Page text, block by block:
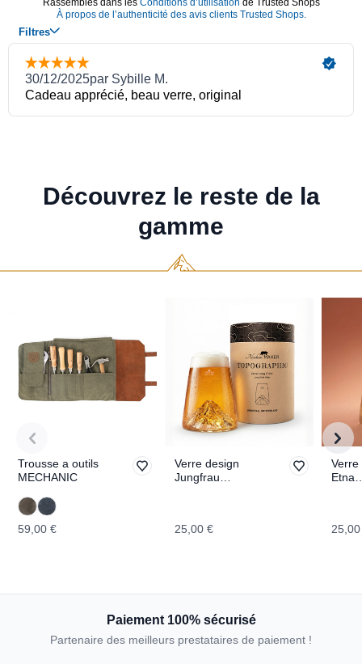
Découvrez le reste de la
gamme
Trousse a outils
MECHANIC
59,00 €
Verre design
Jungfrau
25,00 €
Verre
Etna
Paiement 100% sécurisé
Partenaire des meilleurs prestataires de paiement !